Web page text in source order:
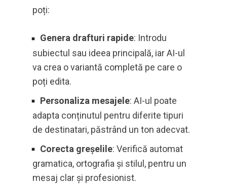
poți:
Genera drafturi rapide: Introdu
subiectul sau ideea principală, iar AI-ul
va crea o variantă completă pe care o
poți edita.
Personaliza mesajele: AI-ul poate
adapta conținutul pentru diferite tipuri
de destinatari, păstrând un ton adecvat.
Corecta greșelile: Verifică automat
gramatica, ortografia și stilul, pentru un
mesaj clar și profesionist.